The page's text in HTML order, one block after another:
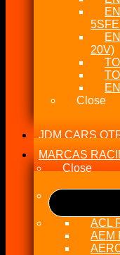
20V)
Close
JDM CARS
MARCAS
Close
ACL
AEM